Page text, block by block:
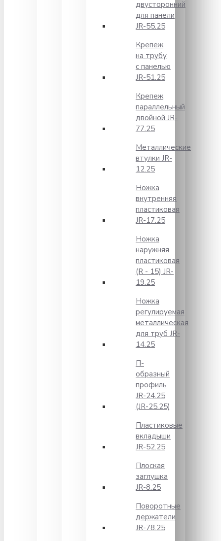
двусторонний
для панели
JR-55.25
Крепеж
на трубу
с панелью
JR-51.25
Крепеж
параллельный
двойной JR-
77.25
Металлические
втулки JR-
12.25
Ножка
внутренняя
пластиковая
JR-17.25
Ножка
наружняя
пластиковая
(R - 15) JR-
19.25
Ножка
регулируемая
металлическая
для труб JR-
14.25
П-
образный
профиль
JR-24.25
(JR-25.25)
Пластиковые
вкладыши
JR-52.25
Плоская
заглушка
JR-8.25
Поворотные
держатели
JR-78.25